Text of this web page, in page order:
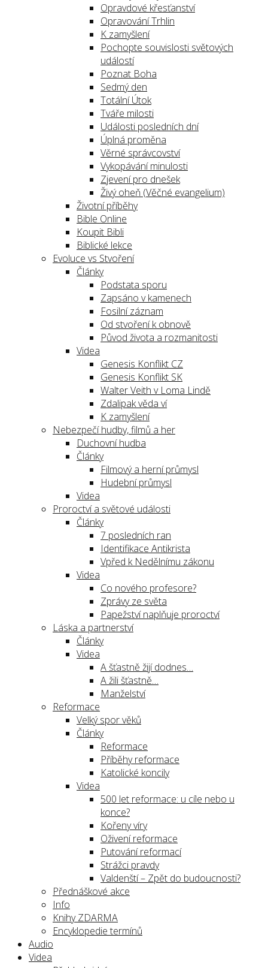
Opravdové křesťanství
Opravování Trhlin
K zamyšlení
Pochopte souvislosti světových
událostí
Poznat Boha
Sedmý den
Totální Útok
Tváře milosti
Události posledních dní
Úplná proměna
Věrné správcovství
Vykopávání minulosti
Zjevení pro dnešek
Živý oheň (Věčné evangelium)
Životní příběhy
Bible Online
Koupit Bibli
Biblické lekce
Evoluce vs Stvoření
Články
Podstata sporu
Zapsáno v kamenech
Fosilní záznam
Od stvoření k obnově
Původ života a rozmanitosti
Videa
Genesis Konflikt CZ
Genesis Konflikt SK
Walter Veith v Loma Lindě
Zdalipak věda ví
K zamyšlení
Nebezpečí hudby, filmů a her
Duchovní hudba
Články
Filmový a herní průmysl
Hudební průmysl
Videa
Proroctví a světové události
Články
7 posledních ran
Identifikace Antikrista
Vpřed k Nedělnímu zákonu
Videa
Co nového profesore?
Zprávy ze světa
Papežství naplňuje proroctví
Láska a partnerství
Články
Videa
A šťastně žijí dodnes…
A žili šťastně…
Manželství
Reformace
Velký spor věků
Články
Reformace
Příběhy reformace
Katolické koncily
Videa
500 let reformace: u cíle nebo u
konce?
Kořeny víry
Oživení reformace
Putování reformací
Strážci pravdy
Valdenští – Zpět do budoucnosti?
Přednáškové akce
Info
Knihy ZDARMA
Encyklopedie termínů
Audio
Videa